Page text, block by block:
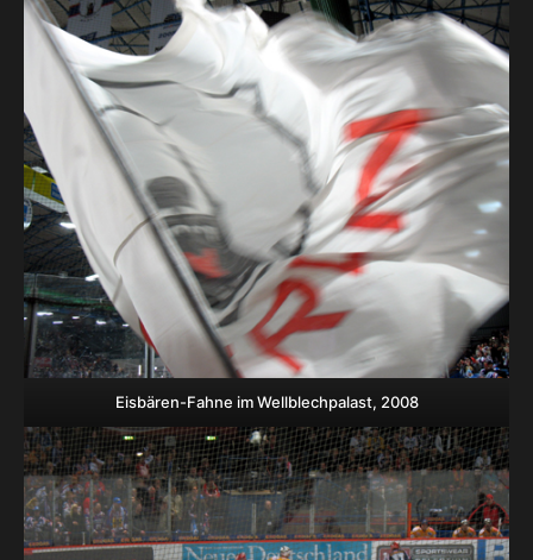
Eisbären-Fahne im Wellblechpalast, 2008